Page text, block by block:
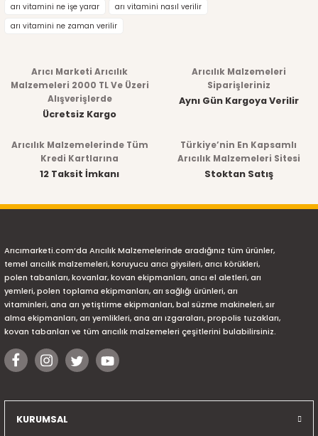
arı vitamini ne işe yarar
arı vitamini nasıl verilir
arı vitamini ne zaman verilir
Arıcı Marketi Arıcılık
Malzemeleri 2000 TL Ve Üzeri
Alışverişlerde
Ücretsiz Kargo
Arıcılık Malzemeleri
Siparişleriniz
Aynı Gün Kargoya Verilir
Arıcılık Malzemelerinde Tüm
Kredi Kartlarına
12 Taksit İmkanı
Türkiye’nin En Kapsamlı
Arıcılık Malzemeleri Sitesi
Stoktan Satış
Arıcımarketi.com’da Arıcılık Malzemelerinde aradığınız tüm ürünler,
temel arıcılık malzemeleri, koruyucu arıcı giysileri, arıcı körükleri,
polen tabanları, kovanlar, kovan ekipmanları, arıcı el aletleri, arı
yemleri, polen toplama ekipmanları, arı sağlığı ürünleri, arı
vitaminleri, ana arı yetiştirme ekipmanları, bal süzme makineleri, sır
alma ekipmanları, arı yemlikleri, ana arı ızgaraları, propolis tuzakları,
kovan tabanları ve tüm arıcılık malzemeleri çeşitlerini bulabilirsiniz.
KURUMSAL